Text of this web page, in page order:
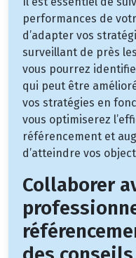
performances de
d’adapter vos
surveillant de près
vous pourrez
qui peut être
vos stratégies en
vous optimiserez
référencement et
d’atteindre vos
Collaborer